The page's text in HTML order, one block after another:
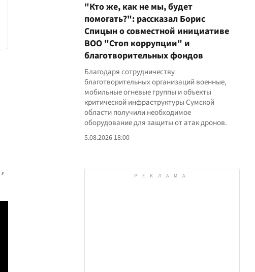
,
"Кто же, как не мы, будет
помогать?": рассказал Борис
Спицын о совместной инициативе
ВОО "Стоп коррупции" и
благотворительных фондов
Благодаря сотрудничеству
благотворительных организаций военные,
мобильные огневые группы и объекты
критической инфраструктуры Сумской
области получили необходимое
оборудование для защиты от атак дронов.
5.08.2026 18:00